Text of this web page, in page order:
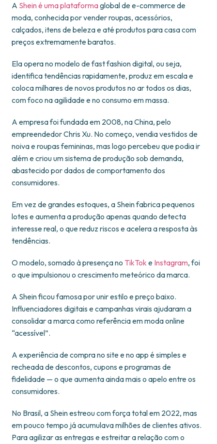
A Shein é uma plataformaglobal de e-commerce de
moda, conhecida por vender roupas, acessórios,
calçados, itens de beleza e até produtos para casa com
preços extremamente baratos.
Ela opera no modelo de fast fashion digital, ou seja,
identifica tendências rapidamente, produz em escala e
coloca milhares de novos produtos no ar todos os dias,
com foco na agilidade e no consumo em massa.
A empresa foi fundada em 2008, na China, pelo
empreendedor Chris Xu. No começo, vendia vestidos de
noiva e roupas femininas, mas logo percebeu que podia ir
além e criou um sistema de produção sob demanda,
abastecido por dados de comportamento dos
consumidores.
Em vez de grandes estoques, a Shein fabrica pequenos
lotes e aumenta a produção apenas quando detecta
interesse real, o que reduz riscos e acelera a resposta às
tendências.
O modelo, somado à presença no TikTok e Instagram, foi
o que impulsionou o crescimento meteórico da marca.
A Shein ficou famosa por unir estilo e preço baixo.
Influenciadores digitais e campanhas virais ajudaram a
consolidar a marca como referência em moda online
“acessível”.
A experiência de compra no site e no app é simples e
recheada de descontos, cupons e programas de
fidelidade — o que aumenta ainda mais o apelo entre os
consumidores.
No Brasil, a Shein estreou com força total em 2022, mas
em pouco tempo já acumulava milhões de clientes ativos.
Para agilizar as entregas e estreitar a relação com o